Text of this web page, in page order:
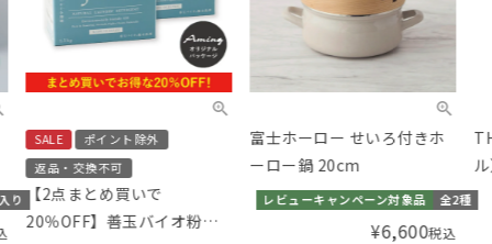
SALE
ポイント除外
返品・交換不可
【2点まとめ買いで
20％OFF】善玉バイオ粉末
富士ホーロー せいろ付きホ
ーロー鍋 20cm
レビューキャンペーン対象品 全2種
6,600税込
ル
カ